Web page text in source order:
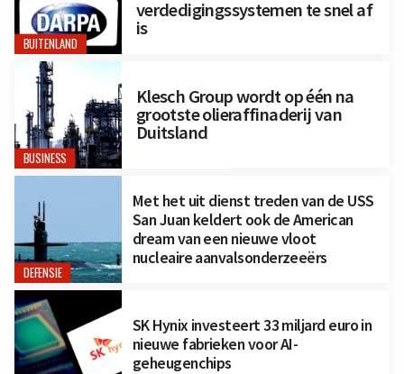
BUITENLAND
verdedigingssystemen te snel af
is
BUSINESS
Klesch Group wordt op één na
grootste olieraffinaderij van
Duitsland
DEFENSIE
Met het uit dienst treden van de USS
San Juan keldert ook de American
dream van een nieuwe vloot
nucleaire aanvalsonderzeeërs
SK Hynix investeert 33 miljard euro in
nieuwe fabrieken voor AI-
geheugenchips